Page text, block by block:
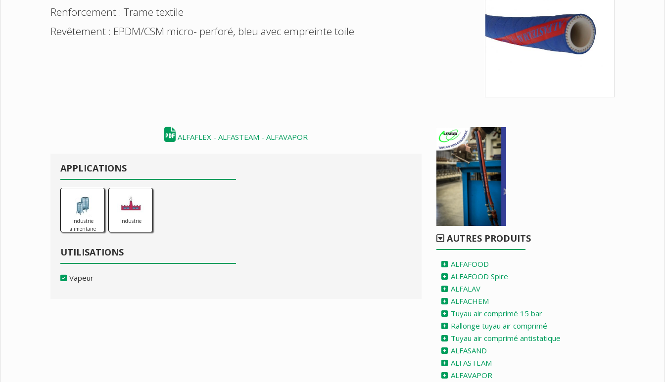
Renforcement : Trame textile
Revêtement : EPDM/CSM micro- perforé, bleu avec empreinte toile
ALFAFLEX - ALFASTEAM - ALFAVAPOR
APPLICATIONS
Industrie
alimentaire
Industrie
UTILISATIONS
Vapeur
AUTRES PRODUITS
ALFAFOOD
ALFAFOOD Spire
ALFALAV
ALFACHEM
Tuyau air comprimé 15 bar
Rallonge tuyau air comprimé
Tuyau air comprimé antistatique
ALFASAND
ALFASTEAM
ALFAVAPOR